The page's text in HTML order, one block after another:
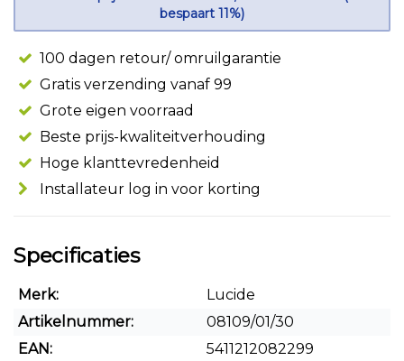
bespaart 11%)
100 dagen retour/ omruilgarantie
Gratis verzending vanaf 99
Grote eigen voorraad
Beste prijs-kwaliteitverhouding
Hoge klanttevredenheid
Installateur log in voor korting
Specificaties
Merk:
Lucide
Artikelnummer:
08109/01/30
EAN:
5411212082299